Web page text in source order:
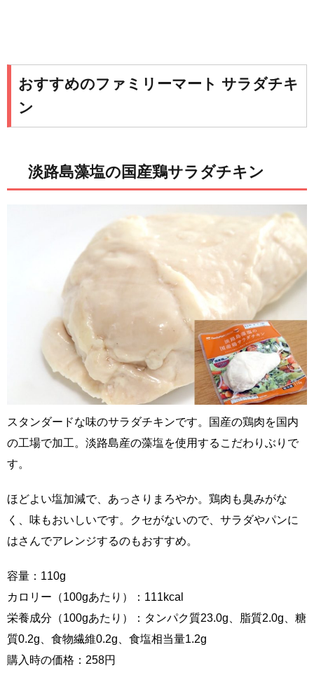
おすすめのファミリーマート サラダチキ
ン
淡路島藻塩の国産鶏サラダチキン
スタンダードな味のサラダチキンです。国産の鶏肉を国内
の工場で加工。淡路島産の藻塩を使用するこだわりぶりで
す。
ほどよい塩加減で、あっさりまろやか。鶏肉も臭みがな
く、味もおいしいです。クセがないので、サラダやパンに
はさんでアレンジするのもおすすめ。
容量：110g
カロリー（100gあたり）：111kcal
栄養成分（100gあたり）：タンパク質23.0g、脂質2.0g、糖
質0.2g、食物繊維0.2g、食塩相当量1.2g
購入時の価格：258円